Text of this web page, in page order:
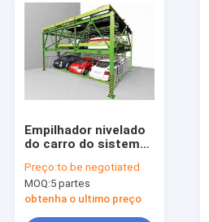
Casa
Produtos
Excursão da fábrica
Empilhador nivelado
do carro do sistema
estacionamento do
carro do enigma
PSH3
Preço:to be negotiated
MOQ:5 partes
obtenha o ultimo preço